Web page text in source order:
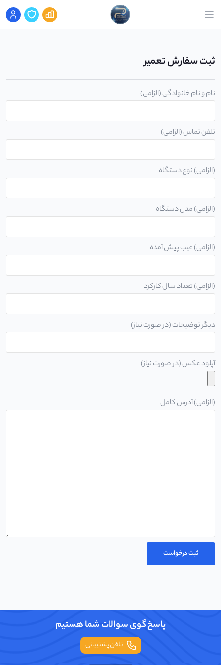
ثبت سفارش تعمیر
نام و نام خانوادگی (الزامی)
تلفن تماس (الزامی)
(الزامی) نوع دستگاه
(الزامی) مدل دستگاه
(الزامی) عیب پیش آمده
(الزامی) تعداد سال کارکرد
دیگر توضیحات (در صورت نیاز)
آپلود عکس (در صورت نیاز)
(الزامی) آدرس کامل
پاسخ گوی سوالات شما هستیم
تلفن پشتیبانی